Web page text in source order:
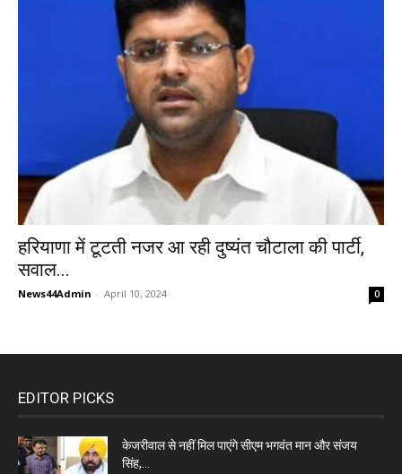
हरियाणा में टूटती नजर आ रही दुष्यंत चौटाला की पार्टी,
सवाल...
News44Admin - April 10, 2024 0
EDITOR PICKS
केजरीवाल से नहीं मिल पाएंगे सीएम भगवंत मान और संजय
सिंह,...